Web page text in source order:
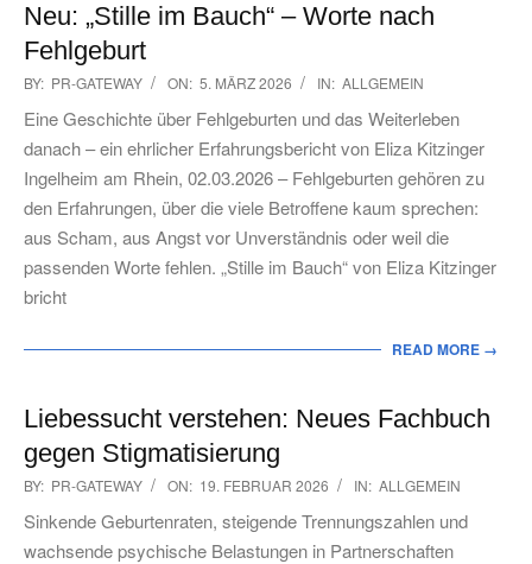
Neu: „Stille im Bauch“ – Worte nach
Fehlgeburt
2026-
03-
05
BY: PR-GATEWAY ON: 5. MÄRZ 2026 IN: ALLGEMEIN
Eine Geschichte über Fehlgeburten und das Weiterleben
danach – ein ehrlicher Erfahrungsbericht von Eliza Kitzinger
Ingelheim am Rhein, 02.03.2026 – Fehlgeburten gehören zu
den Erfahrungen, über die viele Betroffene kaum sprechen:
aus Scham, aus Angst vor Unverständnis oder weil die
passenden Worte fehlen. „Stille im Bauch“ von Eliza Kitzinger
bricht
READ MORE →
Liebessucht verstehen: Neues Fachbuch
gegen Stigmatisierung
2026-
02-
19
BY: PR-GATEWAY ON: 19. FEBRUAR 2026 IN: ALLGEMEIN
Sinkende Geburtenraten, steigende Trennungszahlen und
wachsende psychische Belastungen in Partnerschaften